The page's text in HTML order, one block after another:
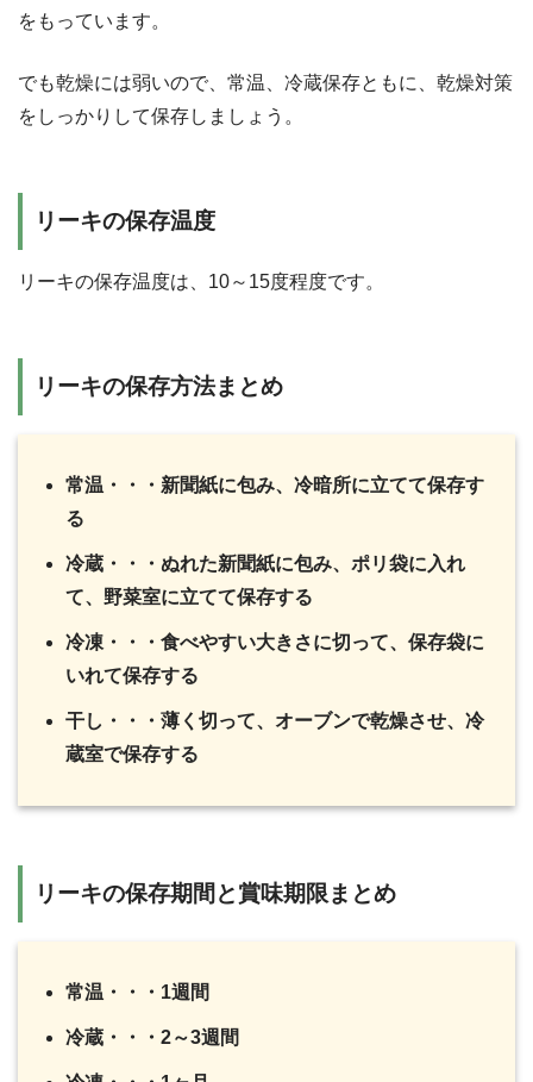
をもっています。
でも乾燥には弱いので、常温、冷蔵保存ともに、乾燥対策
をしっかりして保存しましょう。
リーキの保存温度
リーキの保存温度は、10～15度程度です。
リーキの保存方法まとめ
常温・・・新聞紙に包み、冷暗所に立てて保存す
る
冷蔵・・・ぬれた新聞紙に包み、ポリ袋に入れ
て、野菜室に立てて保存する
冷凍・・・食べやすい大きさに切って、保存袋に
いれて保存する
干し・・・薄く切って、オーブンで乾燥させ、冷
蔵室で保存する
リーキの保存期間と賞味期限まとめ
常温・・・1週間
冷蔵・・・2～3週間